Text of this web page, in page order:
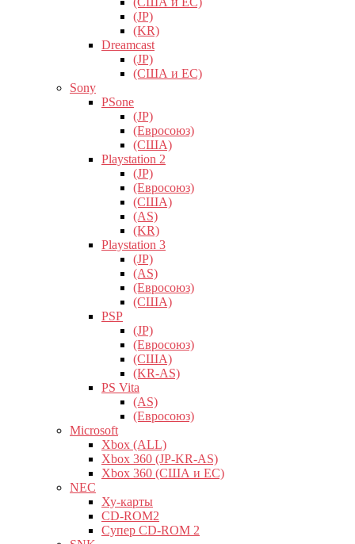
(JP)
(KR)
Dreamcast
(JP)
(США и ЕС)
Sony
PSone
(JP)
(Евросоюз)
(США)
Playstation 2
(JP)
(Евросоюз)
(США)
(AS)
(KR)
Playstation 3
(JP)
(AS)
(Евросоюз)
(США)
PSP
(JP)
(Евросоюз)
(США)
(KR-AS)
PS Vita
(AS)
(Евросоюз)
Microsoft
Xbox (ALL)
Xbox 360 (JP-KR-AS)
Xbox 360 (США и ЕС)
NEC
Ху-карты
CD-ROM2
Супер CD-ROM 2